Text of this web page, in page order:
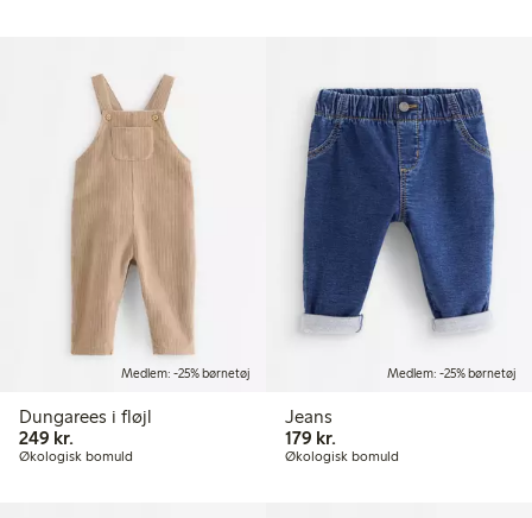
Medlem: -25% børnetøj
Dungarees i fløjl
249 kr.
Økologisk bomuld
Medlem: -25% børnetøj
Jeans
179 kr.
Økologisk bomuld